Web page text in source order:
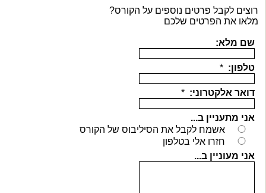
רוצים לקבל פרטים נוספים על הקורס?
מלאו את הפרטים שלכם